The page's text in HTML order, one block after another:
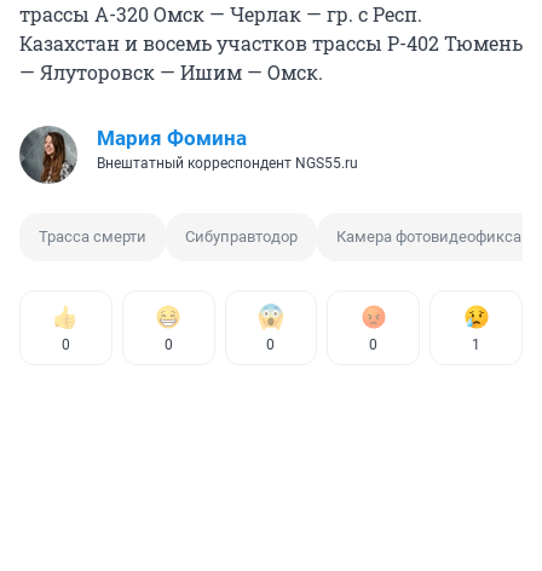
трассы А-320 Омск — Черлак — гр. с Респ.
Казахстан и восемь участков трассы Р-402 Тюмень
— Ялуторовск — Ишим — Омск.
Мария Фомина
Внештатный корреспондент NGS55.ru
Трасса смерти Сибуправтодор Камера
0 0 0 0 1